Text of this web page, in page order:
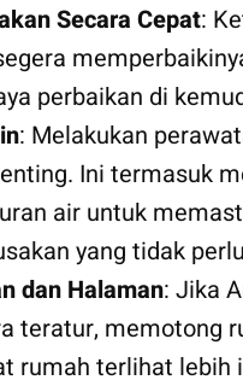
Secara Cepat:
perbaikan di
: Melakukan
Ini termasuk
air untuk
yang tidak
dan Halaman: Jika
teratur, memotong
rumah terlihat